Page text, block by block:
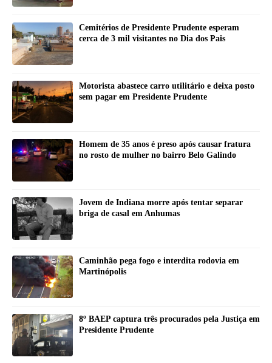
Cemitérios de Presidente Prudente esperam
cerca de 3 mil visitantes no Dia dos Pais
Motorista abastece carro utilitário e deixa posto
sem pagar em Presidente Prudente
Homem de 35 anos é preso após causar fratura
no rosto de mulher no bairro Belo Galindo
Jovem de Indiana morre após tentar separar
briga de casal em Anhumas
Caminhão pega fogo e interdita rodovia em
Martinópolis
8º BAEP captura três procurados pela Justiça em
Presidente Prudente